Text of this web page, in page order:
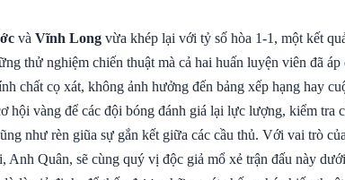
và Vĩnh Long vừa khép lại với tỷ số hòa 1-1, một kết
thử nghiệm chiến thuật mà cả hai huấn luyện viên đã áp
chất cọ xát, không ảnh hưởng đến bảng xếp hạng hay
hội vàng để các đội bóng đánh giá lại lực lượng, kiểm tra
như rèn giũa sự gắn kết giữa các cầu thủ. Với vai trò
Anh Quân, sẽ cùng quý vị độc giả mổ xẻ trận đấu này